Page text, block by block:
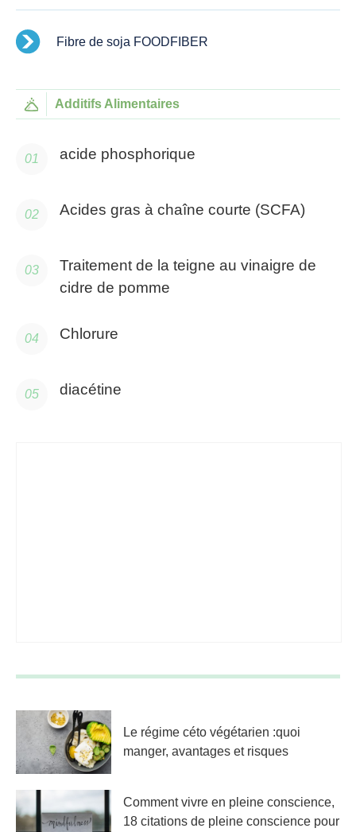
Fibre de soja FOODFIBER
Additifs Alimentaires
acide phosphorique
Acides gras à chaîne courte (SCFA)
Traitement de la teigne au vinaigre de
cidre de pomme
Chlorure
diacétine
Le régime céto végétarien :quoi
manger, avantages et risques
Comment vivre en pleine conscience,
18 citations de pleine conscience pour